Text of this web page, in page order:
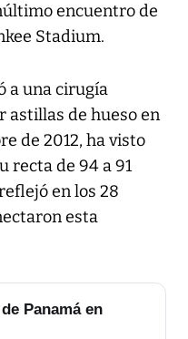
encuentro de
Stadium.
a una cirugía
astillas de hueso en
de 2012, ha visto
recta de 94 a 91
en los 28
esta
Panamá en